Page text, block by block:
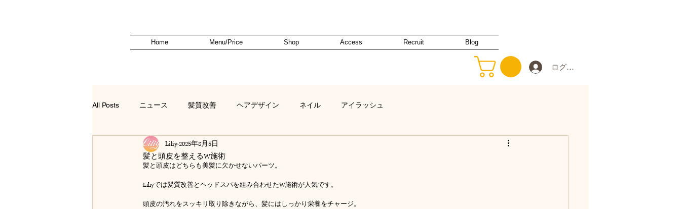
Home Menu/Price Shop Access Recruit Blog
ログイン
All Posts ニュース 髪質改善 ヘアデザイン ネイル アイラッシュ
髪と頭皮を整えるW施術
Liliy2025年8月5日
髪と頭皮はどちらも美髪に欠かせないパーツ。
Liliyでは髪質改善とヘッドスパを組み合わせたW施術が人気です。
頭皮の汚れをスッキリ取り除きながら、髪にはしっかり栄養をチャージ。